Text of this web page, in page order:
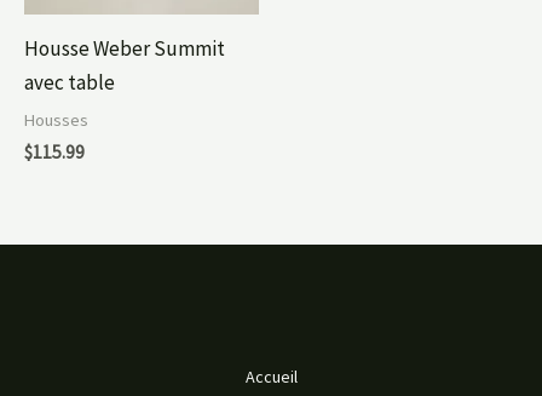
Housse Weber Summit
avec table
Housses
$115.99
Accueil